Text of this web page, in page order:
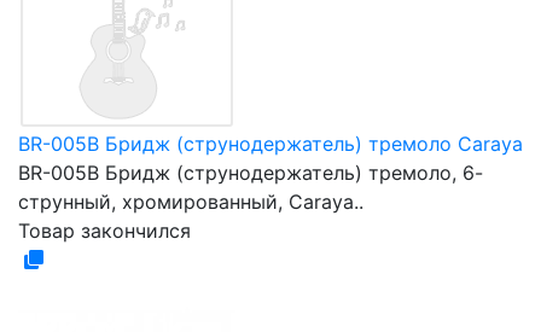
BR-005B Бридж (струнодержатель) тремоло Caraya
BR-005B Бридж (струнодержатель) тремоло, 6-
струнный, хромированный, Caraya..
Товар закончился